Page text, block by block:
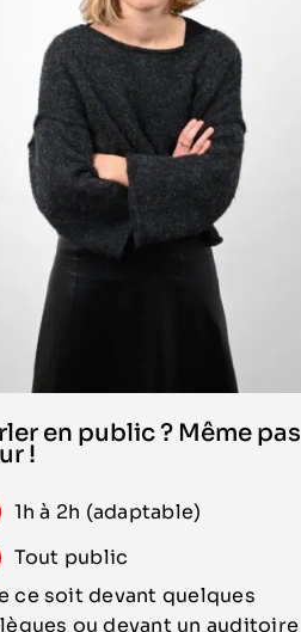
en public ? Même pas
!
1h à 2h (adaptable)
Tout public
ce soit devant quelques
ou devant un auditoire